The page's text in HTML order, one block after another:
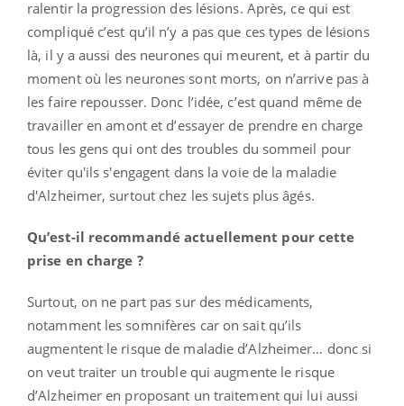
ralentir la progression des lésions. Après, ce qui est
compliqué c’est qu’il n’y a pas que ces types de lésions
là, il y a aussi des neurones qui meurent, et à partir du
moment où les neurones sont morts, on n’arrive pas à
les faire repousser. Donc l’idée, c’est quand même de
travailler en amont et d’essayer de prendre en charge
tous les gens qui ont des troubles du sommeil pour
éviter qu'ils s'engagent dans la voie de la maladie
d'Alzheimer, surtout chez les sujets plus âgés.
Qu’est-il recommandé actuellement pour cette
prise en charge ?
Surtout, on ne part pas sur des médicaments,
notamment les somnifères car on sait qu’ils
augmentent le risque de maladie d’Alzheimer… donc si
on veut traiter un trouble qui augmente le risque
d’Alzheimer en proposant un traitement qui lui aussi